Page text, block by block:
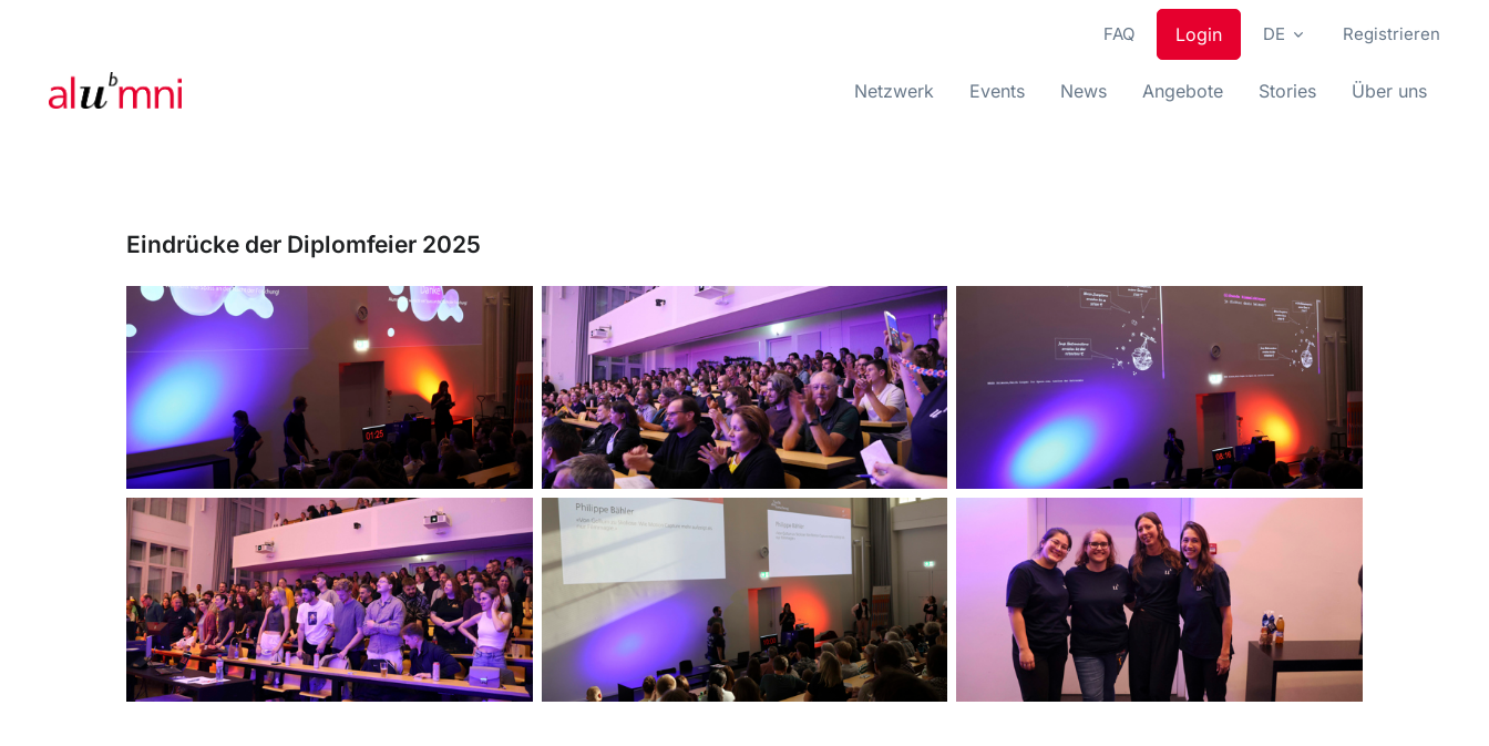
FAQ Login DE Registrieren
Netzwerk Events News Angebote Stories Über uns
Eindrücke der Diplomfeier 2025